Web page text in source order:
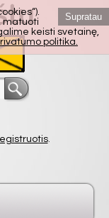
.
Supratau
matuoti
keisti svetainę,
politika.